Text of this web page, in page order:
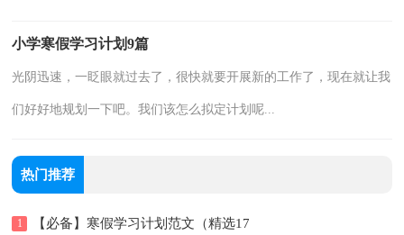
小学寒假学习计划9篇
光阴迅速，一眨眼就过去了，很快就要开展新的工作了，现在就让我
们好好地规划一下吧。我们该怎么拟定计划呢...
热门推荐
1
【必备】寒假学习计划范文（精选17